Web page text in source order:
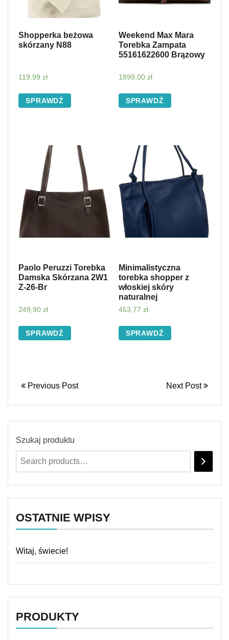
Shopperka beżowa
skórzany N88
119,99 zł
SPRAWDŹ
Weekend Max Mara
Torebka Zampata
55161622600 Brązowy
1899,00 zł
SPRAWDŹ
Paolo Peruzzi Torebka
Damska Skórzana 2W1
Z-26-Br
249,90 zł
SPRAWDŹ
Minimalistyczna
torebka shopper z
włoskiej skóry
naturalnej
453,77 zł
SPRAWDŹ
Previous Post Next Post
Szukaj produktu
OSTATNIE WPISY
Witaj, świecie!
PRODUKTY